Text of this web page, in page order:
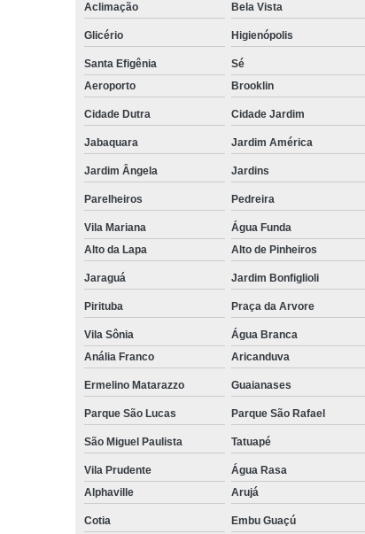
Aclimação
Bela Vista
Glicério Higienópolis
Santa Efigênia Sé
Aeroporto
Brooklin
Cidade Dutra Cidade Jardim
Jabaquara Jardim América
Jardim Ângela Jardins
Parelheiros Pedreira
Vila Mariana
Água Funda
Alto da Lapa
Alto de Pinheiros
Jaraguá Jardim Bonfiglioli
Pirituba Praça da Arvore
Vila Sônia
Água Branca
Anália Franco
Aricanduva
Ermelino Matarazzo Guaianases
Parque São Lucas Parque São Rafael
São Miguel Paulista Tatuapé
Vila Prudente
Água Rasa
Alphaville
Arujá
Cotia Embu Guaçú